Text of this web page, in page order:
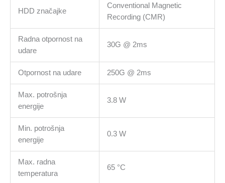
HDD značajke
Conventional Magnetic
Recording (CMR)
Radna otpornost na
udare
30G @ 2ms
Otpornost na udare 250G @ 2ms
Max. potrošnja
energije
3.8 W
Min. potrošnja
energije
0.3 W
Max. radna
temperatura
65 °C